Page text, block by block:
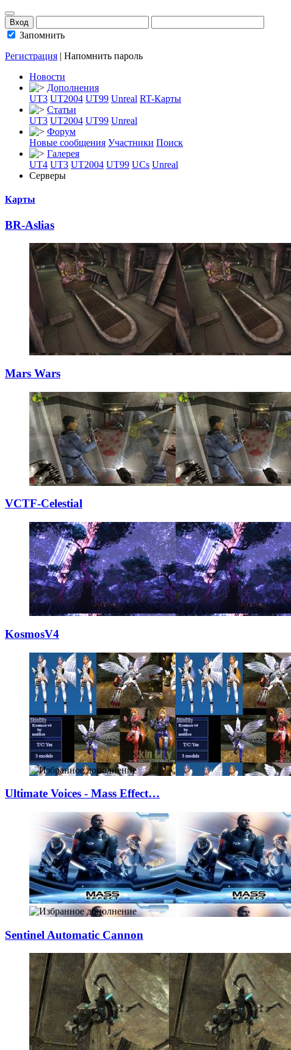
Запомнить
Регистрация | Напомнить пароль
Новости
Дополнения
UT3 UT2004 UT99 Unreal RT-Карты
Статьи
UT3 UT2004 UT99 Unreal
Форум
Новые сообщения Участники Поиск
Галерея
UT4 UT3 UT2004 UT99 UCs Unreal
Серверы
Карты
BR-Aslias
Mars Wars
VCTF-Celestial
KosmosV4
Ultimate Voices ­- Mass Effect…
Sentinel Automat­ic Cannon